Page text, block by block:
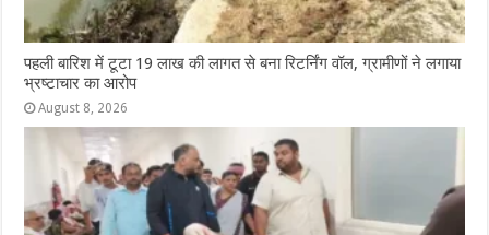
पहली बारिश में टूटा 19 लाख की लागत से बना रिटर्निंग वॉल, ग्रामीणों ने लगाया
भ्रष्टाचार का आरोप
August 8, 2026